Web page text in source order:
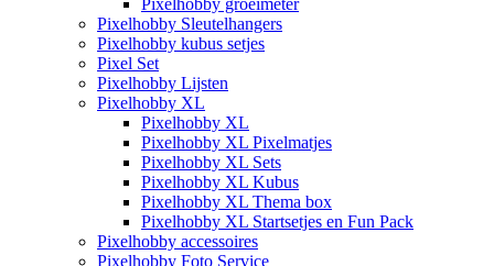
Pixelhobby groeimeter
Pixelhobby Sleutelhangers
Pixelhobby kubus setjes
Pixel Set
Pixelhobby Lijsten
Pixelhobby XL
Pixelhobby XL
Pixelhobby XL Pixelmatjes
Pixelhobby XL Sets
Pixelhobby XL Kubus
Pixelhobby XL Thema box
Pixelhobby XL Startsetjes en Fun Pack
Pixelhobby accessoires
Pixelhobby Foto Service